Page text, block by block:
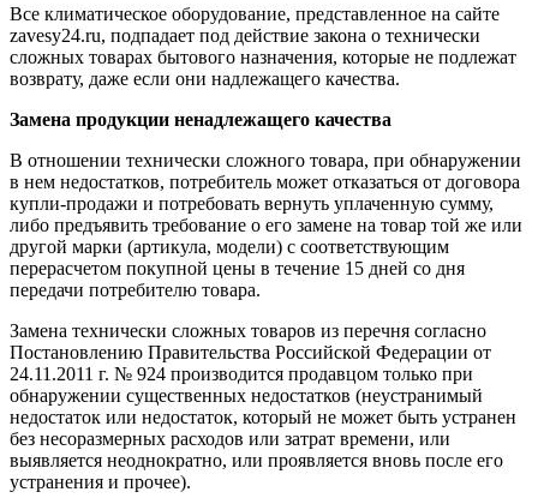
Все климатическое оборудование, представленное на сайте
zavesy24.ru, подпадает под действие закона о технически
сложных товарах бытового назначения, которые не подлежат
возврату, даже если они надлежащего качества.
Замена продукции ненадлежащего качества
В отношении технически сложного товара, при обнаружении
в нем недостатков, потребитель может отказаться от договора
купли-продажи и потребовать вернуть уплаченную сумму,
либо предъявить требование о его замене на товар той же или
другой марки (артикула, модели) с соответствующим
перерасчетом покупной цены в течение 15 дней со дня
передачи потребителю товара.
Замена технически сложных товаров из перечня согласно
Постановлению Правительства Российской Федерации от
24.11.2011 г. № 924 производится продавцом только при
обнаружении существенных недостатков (неустранимый
недостаток или недостаток, который не может быть устранен
без несоразмерных расходов или затрат времени, или
выявляется неоднократно, или проявляется вновь после его
устранения и прочее).